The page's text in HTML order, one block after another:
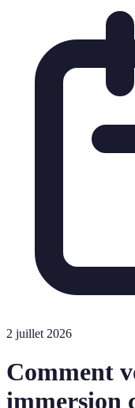
2 juillet 2026
Comment
immersion